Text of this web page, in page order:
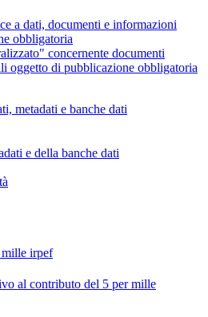
a dati, documenti e informazioni
obbligatoria
concernente documenti
oggetto di pubblicazione obbligatoria
metadati e banche dati
e della banche dati
mille irpef
al contributo del 5 per mille